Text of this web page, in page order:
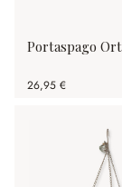
Portaspago
26,95 €